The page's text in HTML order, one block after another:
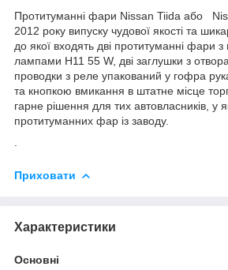
Протитуманні фари Nissan Tiida або
2012 року випуску чудової якості та
до якої входять дві протитуманні фари
лампами Н11 55 W, дві заглушки з
проводки з реле упакований у гофра
та кнопкою вмикання в штатне місце
гарне рішення для тих автовласників, у
протитуманних фар із заводу.
Приховати
Характеристики
Основні